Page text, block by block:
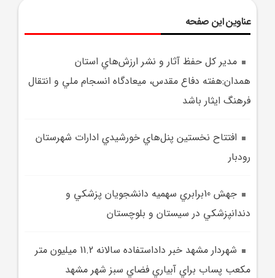
عناوین این صفحه
مدير کل حفظ آثار و نشر ارزش‌هاي استان
همدان:هفته دفاع مقدس، ميعادگاه انسجام ملي و انتقال
فرهنگ ايثار باشد
افتتاح نخستين پنل‌هاي خورشيدي ادارات شهرستان
رودبار
جهش 10برابري سهميه دانشجويان پزشکي و
دندانپزشکي در سيستان و بلوچستان
شهردار مشهد خبر داداستفاده سالانه 11.2 ميليون متر
مکعب پساب براي آبياري فضاي سبز شهر مشهد